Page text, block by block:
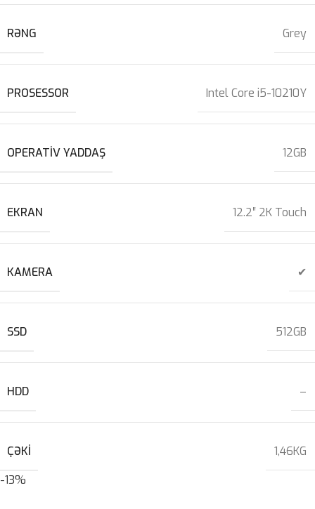
RƏNG Grey
PROSESSOR Intel Core i5-10210Y
OPERATIV YADDAŞ 12GB
EKRAN 12.2″ 2K Touch
KAMERA ✔
SSD 512GB
HDD –
ÇƏKI
1,46KG
-13%